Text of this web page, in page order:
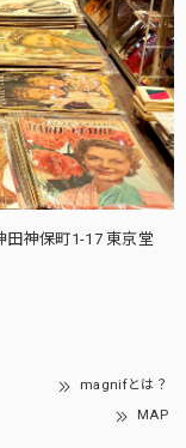
田神保町1-17 東京堂
magnifとは？
MAP